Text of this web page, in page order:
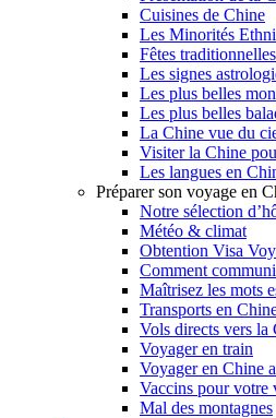
Cuisines de Chine
Les Minorités
Fêtes
Les signes
Les plus belles
Les plus belles
La Chine vue du
Visiter la Chine
Les langues en
Préparer son voyage en
Notre sélection
Météo & climat
Obtention Visa
Comment
Maîtrisez les mots
Transports en
Vols directs vers la
Voyager en train
Voyager en Chine
Vaccins pour votre
Mal des montagnes